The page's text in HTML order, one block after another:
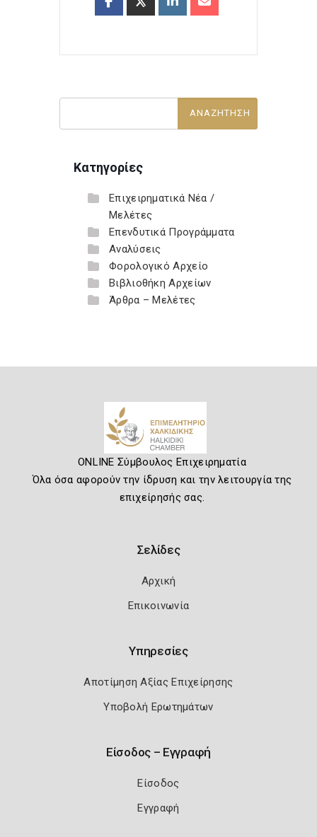
Κατηγορίες
Επιχειρηματικά Νέα /
Μελέτες
Επενδυτικά Προγράμματα
Αναλύσεις
Φορολογικό Αρχείο
Βιβλιοθήκη Αρχείων
Άρθρα – Μελέτες
ONLINE Σύμβουλος Επιχειρηματία
Όλα όσα αφορούν την ίδρυση και την λειτουργία της
επιχείρησής σας.
Σελίδες
Αρχική
Επικοινωνία
Υπηρεσίες
Αποτίμηση Αξίας Επιχείρησης
Υποβολή Ερωτημάτων
Είσοδος – Εγγραφή
Είσοδος
Εγγραφή